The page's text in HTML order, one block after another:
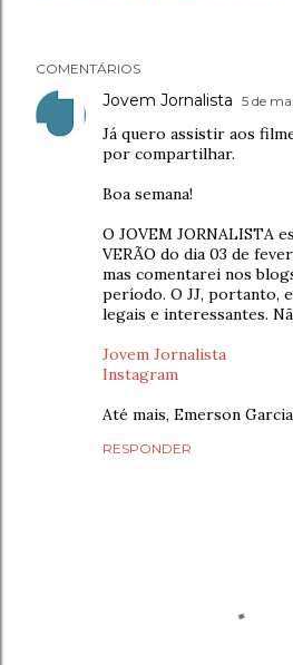
COMENTÁRIOS
Jovem Jornalista 5 de
Já quero assistir aos
por compartilhar.
Boa semana!
O JOVEM JORNALISTA
VERÃO do dia 03 de
mas comentarei nos
período. O JJ, portanto,
legais e interessantes.
Jovem Jornalista
Instagram
Até mais, Emerson Garcia
RESPONDER